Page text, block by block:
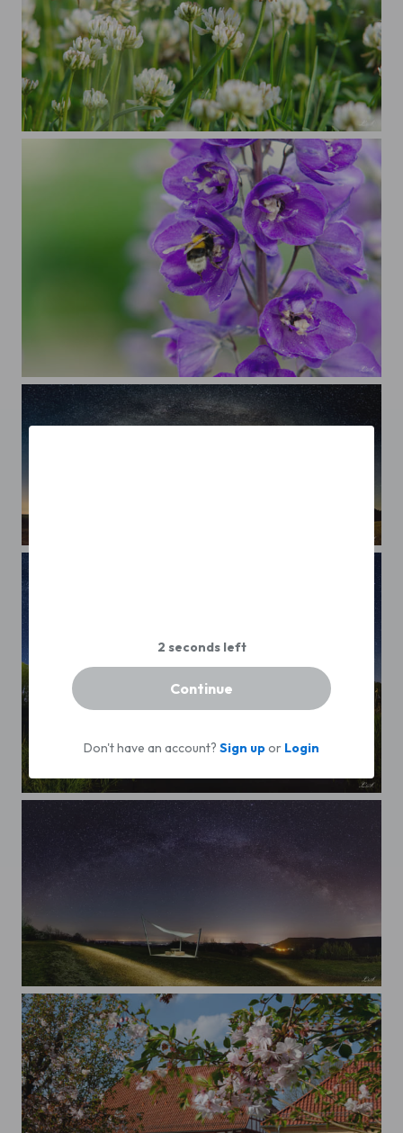
Hummelparadies Garten
Hummelparadies Garten
Sterne am See
Catching the Stars
Continue
Don't have an account?